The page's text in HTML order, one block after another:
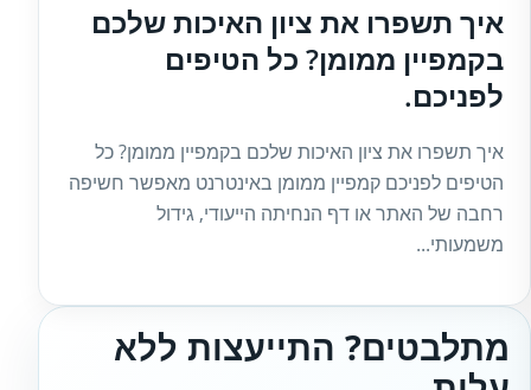
איך תשפרו את ציון האיכות שלכם
בקמפיין ממומן? כל הטיפים
לפניכם.
איך תשפרו את ציון האיכות שלכם בקמפיין ממומן? כל
הטיפים לפניכם קמפיין ממומן באינטרנט מאפשר חשיפה
רחבה של האתר או דף הנחיתה הייעודי, גידול
משמעותי...
מתלבטים? התייעצות ללא